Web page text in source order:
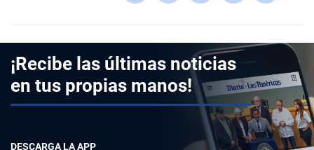
¡Recibe las últimas noticias
en tus propias manos!
DESCARGA LA APP